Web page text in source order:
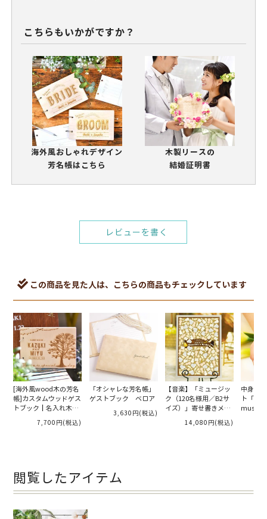
こちらもいかがですか？
海外風おしゃれデザイン
芳名帳はこちら
木製リースの
結婚証明書
レビューを書く
この商品を見た人は、こちらの商品もチェックしています
[海外風wood木の芳名
帳]カスタムウッドゲス
トブック┃名入れ木製
7,700円(税込)
「オシャレな芳名帳」
ゲストブック ベロア
3,630円(税込)
【音楽】「ミュージッ
ク（120名様用／B2サ
イズ）」寄せ書きメッ
14,080円(税込)
中身が
ト「
music
閲覧したアイテム